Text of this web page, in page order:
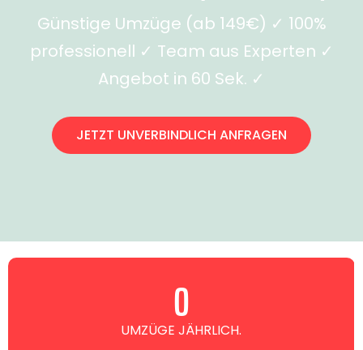
Günstige Umzüge (ab 149€) ✓ 100%
professionell ✓ Team aus Experten ✓
Angebot in 60 Sek. ✓
JETZT UNVERBINDLICH ANFRAGEN
UMZÜGE JÄHRLICH.
0